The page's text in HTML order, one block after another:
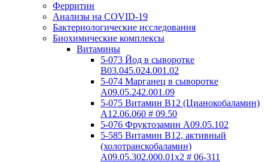
Ферритин
Анализы на COVID-19
Бактериологические исследования
Биохимические комплексы
Витамины
5-073 Йод в сыворотке
B03.045.024.001.02
5-074 Марганец в сыворотке
A09.05.242.001.09
5-075 Витамин В12 (Цианокобаламин)
A12.06.060 # 09.50
5-076 Фруктозамин A09.05.102
5-585 Витамин B12, активный
(холотранскобаламин)
A09.05.302.000.01x2 # 06-311